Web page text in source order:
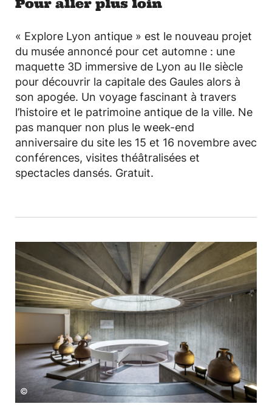
Pour aller plus loin
« Explore Lyon antique » est le nouveau projet
du musée annoncé pour cet automne : une
maquette 3D immersive de Lyon au IIe siècle
pour découvrir la capitale des Gaules alors à
son apogée. Un voyage fascinant à travers
l’histoire et le patrimoine antique de la ville. Ne
pas manquer non plus le week-end
anniversaire du site les 15 et 16 novembre avec
conférences, visites théâtralisées et
spectacles dansés. Gratuit.
©